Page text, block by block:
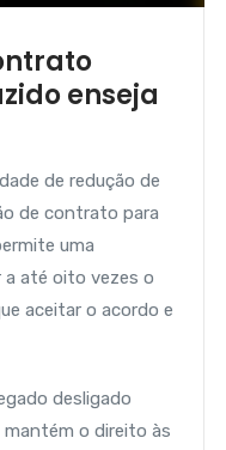
enseja
de redução de
de contrato para
uma
a até oito vezes o
aceitar o acordo e
desligado
o direito às